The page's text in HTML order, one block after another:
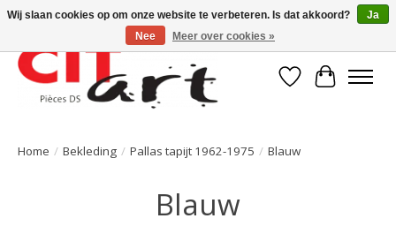
Verlanglijst
Home / Bekleding / Pallas tapijt 1962-1975 / Blauw
Blauw
Wij slaan cookies op om onze website te verbeteren. Is dat akkoord?
Ja
Nee
Meer over cookies »